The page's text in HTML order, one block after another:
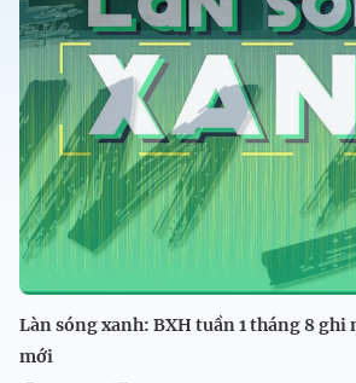
Làn sóng xanh: BXH tuần 1 tháng 8 ghi
mới